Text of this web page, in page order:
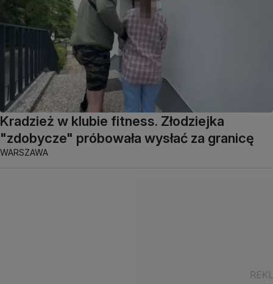
Kradzież w klubie fitness. Złodziejka
"zdobycze" próbowała wysłać za granicę
WARSZAWA